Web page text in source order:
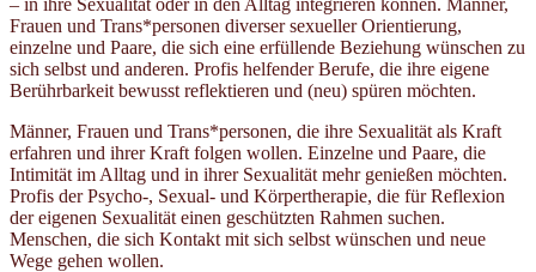
Frauen und Trans*personen diverser sexueller Orientierung,
einzelne und Paare, die sich eine erfüllende Beziehung wünschen zu
sich selbst und anderen. Profis helfender Berufe, die ihre eigene
Berührbarkeit bewusst reflektieren und (neu) spüren möchten.
Männer, Frauen und Trans*personen, die ihre Sexualität als Kraft
erfahren und ihrer Kraft folgen wollen. Einzelne und Paare, die
Intimität im Alltag und in ihrer Sexualität mehr genießen möchten.
Profis der Psycho-, Sexual- und Körpertherapie, die für Reflexion
der eigenen Sexualität einen geschützten Rahmen suchen.
Menschen, die sich Kontakt mit sich selbst wünschen und neue
Wege gehen wollen.